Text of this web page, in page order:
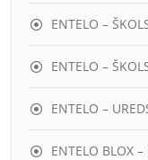
ENTELO –
ENTELO –
ENTELO –
ENTELO BLOX